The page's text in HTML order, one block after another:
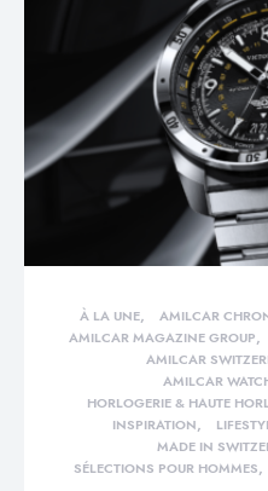
À LA UNE AMILCAR
AMILCAR MAGAZINE GROUP
AMILCAR
AMILCAR
HORLOGERIE & HAUTE
INSPIRATION
MADE IN
SÉLECTIONS POUR HOMMES